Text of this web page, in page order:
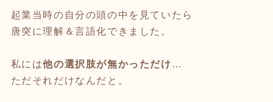
起業当時の自分の頭の中を見ていたら
唐突に理解＆言語化できました。
私には他の選択肢が無かっただけ …
ただそれだけなんだと。